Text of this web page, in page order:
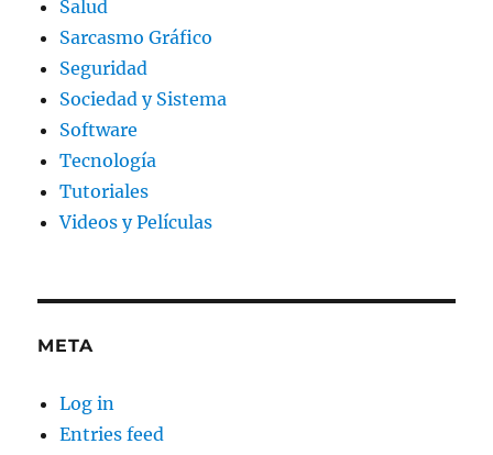
Salud
Sarcasmo Gráfico
Seguridad
Sociedad y Sistema
Software
Tecnología
Tutoriales
Videos y Películas
META
Log in
Entries feed